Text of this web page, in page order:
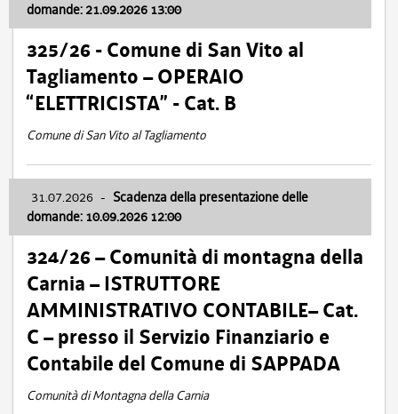
domande: 21.09.2026 13:00
325/26 - Comune di San Vito al
Tagliamento – OPERAIO
“ELETTRICISTA” - Cat. B
Comune di San Vito al Tagliamento
31.07.2026 - Scadenza della presentazione delle
domande: 10.09.2026 12:00
324/26 – Comunità di montagna della
Carnia – ISTRUTTORE
AMMINISTRATIVO CONTABILE– Cat.
C – presso il Servizio Finanziario e
Contabile del Comune di SAPPADA
Comunità di Montagna della Carnia